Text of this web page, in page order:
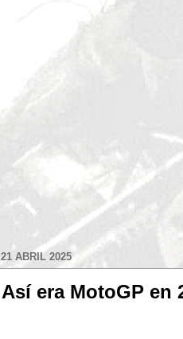
21 ABRIL 2025
Así era MotoGP en